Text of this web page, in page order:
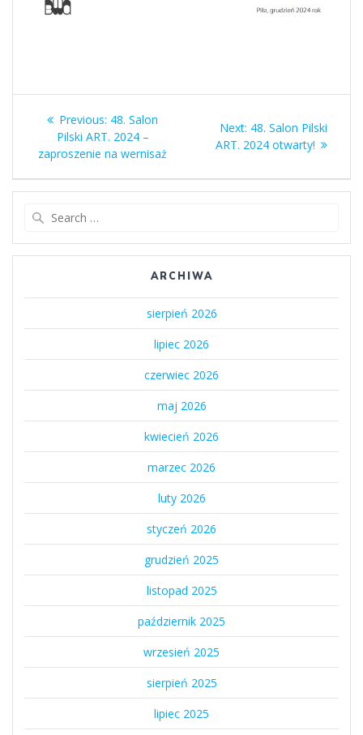
Nawigacja
wpisu
Previous: Previous
post:
48. Salon
Pilski ART. 2024 –
zaproszenie na wernisaż
Next: Next
post:
48. Salon Pilski
ART. 2024 otwarty!
ARCHIWA
sierpień 2026
lipiec 2026
czerwiec 2026
maj 2026
kwiecień 2026
marzec 2026
luty 2026
styczeń 2026
grudzień 2025
listopad 2025
październik 2025
wrzesień 2025
sierpień 2025
lipiec 2025